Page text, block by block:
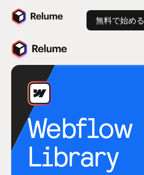
無料で始める
Webflow
Library